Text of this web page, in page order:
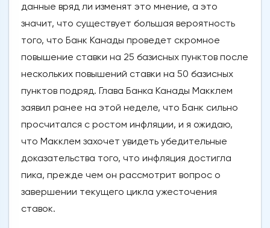
данные вряд ли изменят это мнение, а это
значит, что существует большая вероятность
того, что Банк Канады проведет скромное
повышение ставки на 25 базисных пунктов после
нескольких повышений ставки на 50 базисных
пунктов подряд. Глава Банка Канады Макклем
заявил ранее на этой неделе, что Банк сильно
просчитался с ростом инфляции, и я ожидаю,
что Макклем захочет увидеть убедительные
доказательства того, что инфляция достигла
пика, прежде чем он рассмотрит вопрос о
завершении текущего цикла ужесточения
ставок.